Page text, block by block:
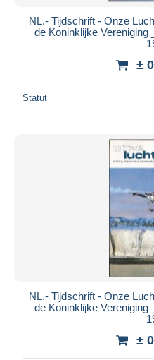
NL.- Tijdschrift - Onze
de Koninklijke
±
Statut
NL.- Tijdschrift - Onze
de Koninklijke
±